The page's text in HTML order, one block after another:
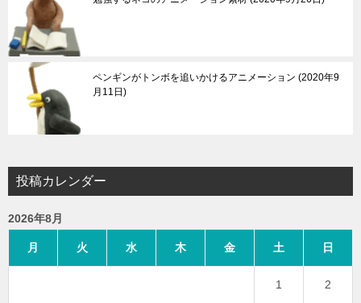
ペンギンがトンボを追いかけるアニメーション 2020年9
月11日
投稿カレンダー
2026年8月
月 火 水 木 金 土 日
1 2